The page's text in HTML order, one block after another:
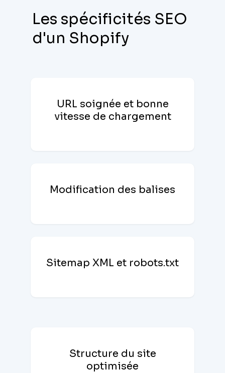
Les spécificités SEO
d'un Shopify
URL soignée et bonne
vitesse de chargement
Modification des balises
Sitemap XML et robots.txt
Structure du site
optimisée